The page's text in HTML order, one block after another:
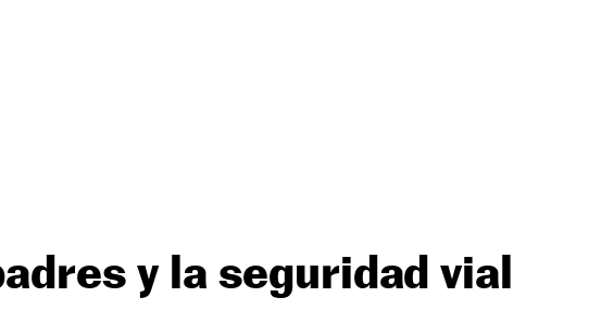
y la seguridad vial